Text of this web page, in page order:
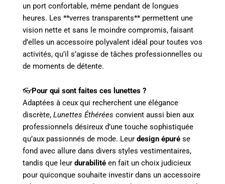
un port confortable, même pendant de longues
heures. Les **verres transparents** permettent une
vision nette et sans le moindre compromis, faisant
d’elles un accessoire polyvalent idéal pour toutes vos
activités, qu’il s’agisse de tâches professionnelles ou
de moments de détente.
👓Pour qui sont faites ces lunettes ?
Adaptées à ceux qui recherchent une élégance
discrète, Lunettes Éthérées convient aussi bien aux
professionnels désireux d’une touche sophistiquée
qu’aux passionnés de mode. Leur design épuré se
fond avec allure dans divers styles vestimentaires,
tandis que leur durabilité en fait un choix judicieux
pour quiconque souhaite investir dans un accessoire